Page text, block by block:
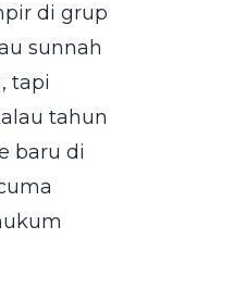
di grup
sunnah
tapi
tahun
baru di